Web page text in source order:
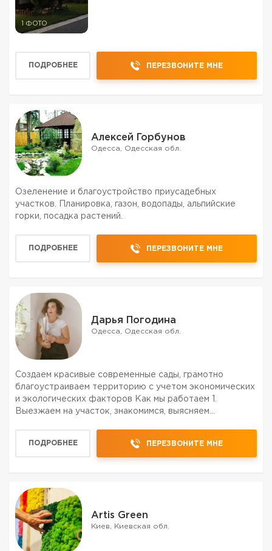
1 ФОТО
ПОДРОБНЕЕ ПЕРЕЗВОНИТЕ МНЕ
Алексей Горбунов
Одесса, Одесская обл.
Озеленение и благоустройство приусадебных
участков. Планировка, газон, водопады, альпийские
горки, посадка растений.
ПОДРОБНЕЕ ПЕРЕЗВОНИТЕ МНЕ
Дарья Погодина
Одесса, Одесская обл.
Создаем красивые современные сады, грамотно
благоустраиваем территорию с учетом экономических
и экологических факторов Как мы работаем 1.
Выезжаем на участок, знакомимся, выясняем
пожеланию садовладельца 3...
ПОДРОБНЕЕ ПЕРЕЗВОНИТЕ МНЕ
Artis Green
Киев, Киевская обл.